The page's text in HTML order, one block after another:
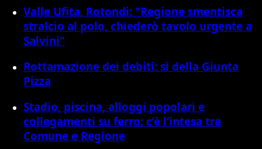
Valle Ufita, Rotondi: "Regione smentisca
stralcio al polo, chiederò tavolo urgente a
Salvini"
Rottamazione dei debiti: sì della Giunta
Pizza
Stadio, piscina, alloggi popolari e
collegamenti su ferro: c’è l’intesa tra
Comune e Regione